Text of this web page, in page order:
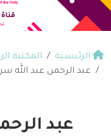
الرئيسية المكتبة
عبد الرحمن عبد الله
عبد